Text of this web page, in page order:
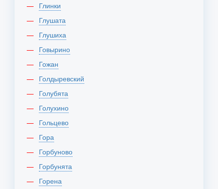
Глинки
Глушата
Глушиха
Говырино
Гожан
Голдыревский
Голубята
Голухино
Гольцево
Гора
Горбуново
Горбунята
Горена